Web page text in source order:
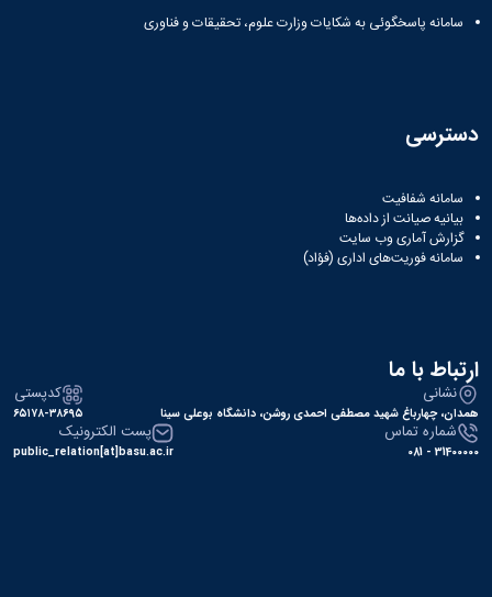
ها
سامانه پاسخگوئی به شکایات وزارت علوم، تحقیقات و فناوری
دسترسی
سامانه شفافیت
بیانیه صیانت از داده‌ها
گزارش آماری وب‌ سایت
سامانه فوریت‌های اداری (فؤاد)
ارتباط با ما
نشانی
همدان، چهارباغ شهید مصطفی احمدی روشن، دانشگاه بوعلی سینا
کدپستی
۶۵۱۷۸-۳۸۶۹۵
شماره تماس
31400000 - 081
پست الکترونیک
public_relation[at]basu.ac.ir